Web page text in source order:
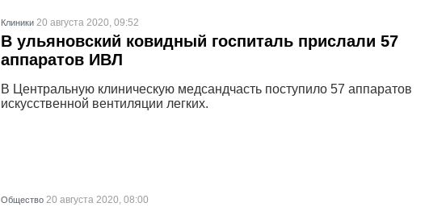
Клиники 20 августа 2020, 09:52
В ульяновский ковидный госпиталь прислали 57
аппаратов ИВЛ
В Центральную клиническую медсандчасть поступило 57 аппаратов
искусственной вентиляции легких.
Общество 20 августа 2020, 08:00